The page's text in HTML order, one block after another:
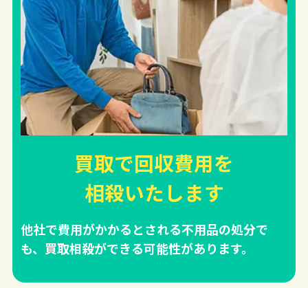
買取で回収費用を
相殺いたします
他社で費用がかかるとされる不用品の処分で
も、買取相殺ができる可能性があります。